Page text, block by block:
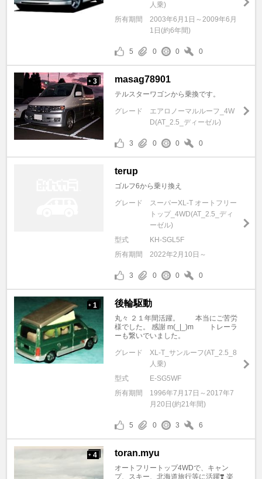
人乗)
所有期間
2003年6月1日～2009年6月
1日(約6年間)
5 0 0 0
+ 3 masag78901
テルスターワゴンから乗換です。
グレード
エアロノーマルルーフ_4W
D(AT_2.5_ディーゼル)
3 0 0 0
terup
ゴルフ6から乗り換え
グレード
スーパーXL-T オートフリー
トップ_4WD(AT_2.5_ディ
ーゼル)
型式
KH-SGL5F
所有期間
2022年2月10日～
3 0 0 0
+ 1 後輪駆動
丸々 ２１年間活躍。 本当にご苦労
様でした。 感謝 m(_|_)m トレーラ
ーも繋いでいました。
グレード
XL-T_サンルーフ(AT_2.5_8
人乗)
型式
E-SG5WF
所有期間
1996年7月17日～2017年7
月20日(約21年間)
5 0 3 6
+ 4 toran.myu
オートフリートップ4WDで、キャン
プ、スキー、北海道旅行等に活躍❣️ 楽